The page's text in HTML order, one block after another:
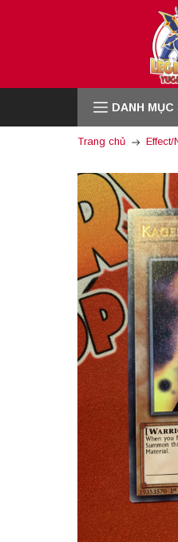
DANH MỤC
Trang chủ Effect/